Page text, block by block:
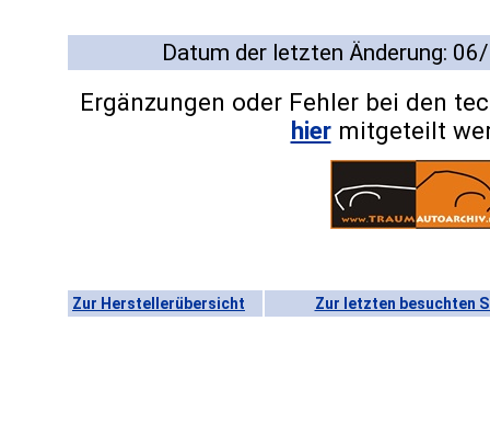
Datum der letzten Änderung:
Ergänzungen oder Fehler bei den
hiermitgeteilt
Zur Herstellerübersicht Zur letzten besuchten